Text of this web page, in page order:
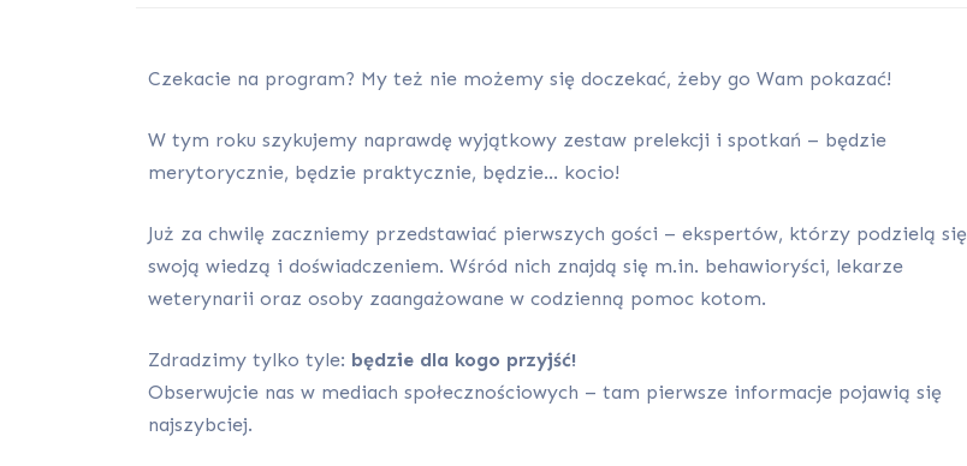
Czekacie na program? My też nie możemy się doczekać, żeby go Wam pokazać!
W tym roku szykujemy naprawdę wyjątkowy zestaw prelekcji i spotkań – będzie
merytorycznie, będzie praktycznie, będzie… kocio!
Już za chwilę zaczniemy przedstawiać pierwszych gości – ekspertów, którzy podzielą się
swoją wiedzą i doświadczeniem. Wśród nich znajdą się m.in. behawioryści, lekarze
weterynarii oraz osoby zaangażowane w codzienną pomoc kotom.
Zdradzimy tylko tyle: będzie dla kogo przyjść!
Obserwujcie nas w mediach społecznościowych – tam pierwsze informacje pojawią się
najszybciej.